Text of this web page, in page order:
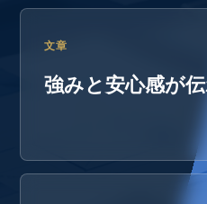
文章
強みと安心感が